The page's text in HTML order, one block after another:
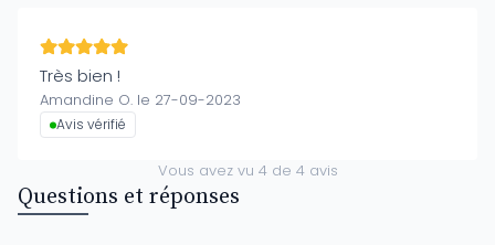
Très bien !
Amandine O. le 27-09-2023
Avis vérifié
Vous avez vu 4de 4avis
Questions et réponses